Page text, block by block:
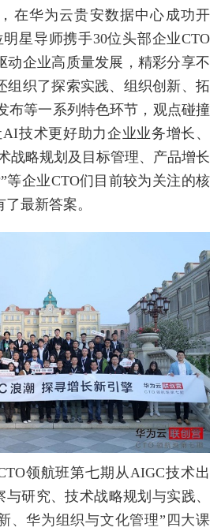
在华为云贵安数据中心成功开
星导师携手30位头部企业CTO
动企业高质量发展，精彩分享不
组织了探索实践、组织创新、拓
布等一系列特色环节，观点碰撞
技术更好助力企业业务增长、
战略规划及目标管理、产品增长
等企业CTO们目前较为关注的核
最新答案。
领航班第七期从AIGC技术出
与研究、技术战略规划与实践、
、华为组织与文化管理”四大课